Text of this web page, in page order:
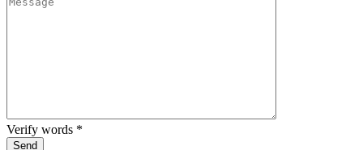
Verify words *